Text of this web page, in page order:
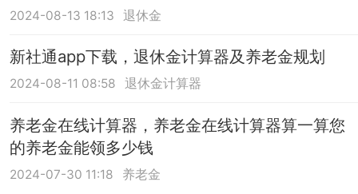
2024-08-13 18:13 退休金
新社通app下载，退休金计算器及养老金规划
2024-08-11 08:58 退休金计算器
养老金在线计算器，养老金在线计算器算一算您
的养老金能领多少钱
2024-07-30 11:18 养老金